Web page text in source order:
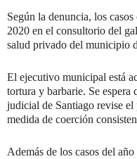
Según la denuncia, los
2020 en el consultorio del
salud privado del municipio
El ejecutivo municipal está
tortura y barbarie. Se
judicial de Santiago revise
medida de coerción
Además de los casos del